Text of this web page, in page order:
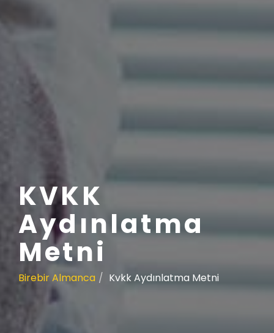
KVKK
Aydınlatma
Metni
Birebir Almanca Kvkk Aydınlatma Metni